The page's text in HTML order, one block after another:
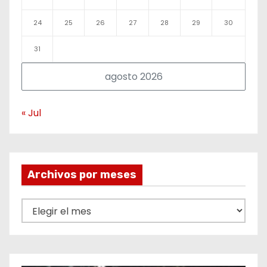
agosto 2026
24 25 26 27 28 29 30
31
« Jul
Archivos por meses
r